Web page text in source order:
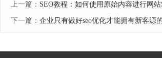
上一篇： SEO教程：如何使用原始内容进行网站
下一篇： 企业只有做好seo优化才能拥有新客源